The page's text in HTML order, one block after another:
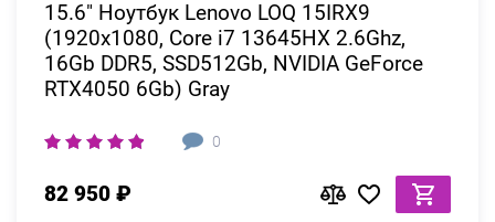
15.6" Ноутбук Lenovo LOQ 15IRX9
(1920x1080, Core i7 13645HX 2.6Ghz,
16Gb DDR5, SSD512Gb, NVIDIA GeForce
RTX4050 6Gb) Gray
0
82 950 ₽